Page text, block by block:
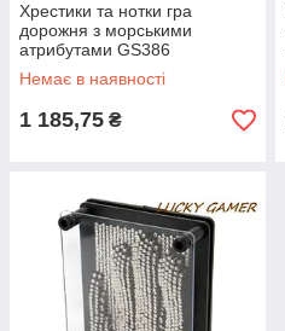
Хрестики та нотки гра
дорожня з морськими
атрибутами GS386
Немає в наявності
1 185,75 ₴